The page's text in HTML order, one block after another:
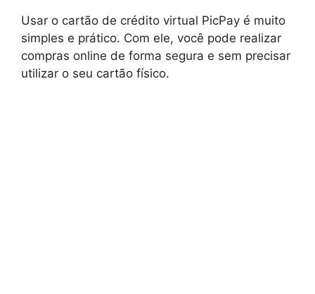
Usar o cartão de crédito virtual PicPay é muito
simples e prático. Com ele, você pode realizar
compras online de forma segura e sem precisar
utilizar o seu cartão físico.